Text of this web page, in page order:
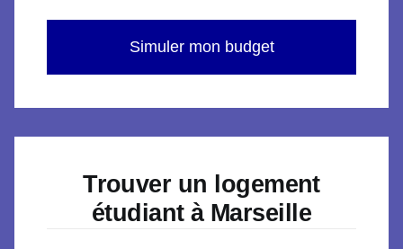
Simuler mon budget
Trouver un logement
étudiant à Marseille